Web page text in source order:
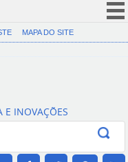
(COVID-19)
Canais
MAPA DO SITE
E INOVAÇÕES